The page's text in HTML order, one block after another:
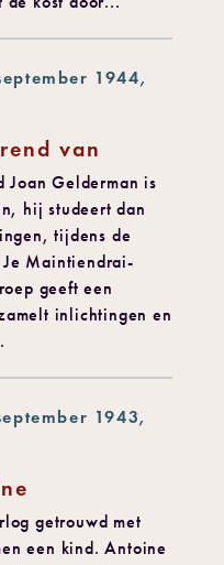
1944,
van
Joan Gelderman is
hij studeert dan
tijdens de
Maintiendrai-
geeft een
inlichtingen en
1943,
getrouwd met
een kind. Antoine